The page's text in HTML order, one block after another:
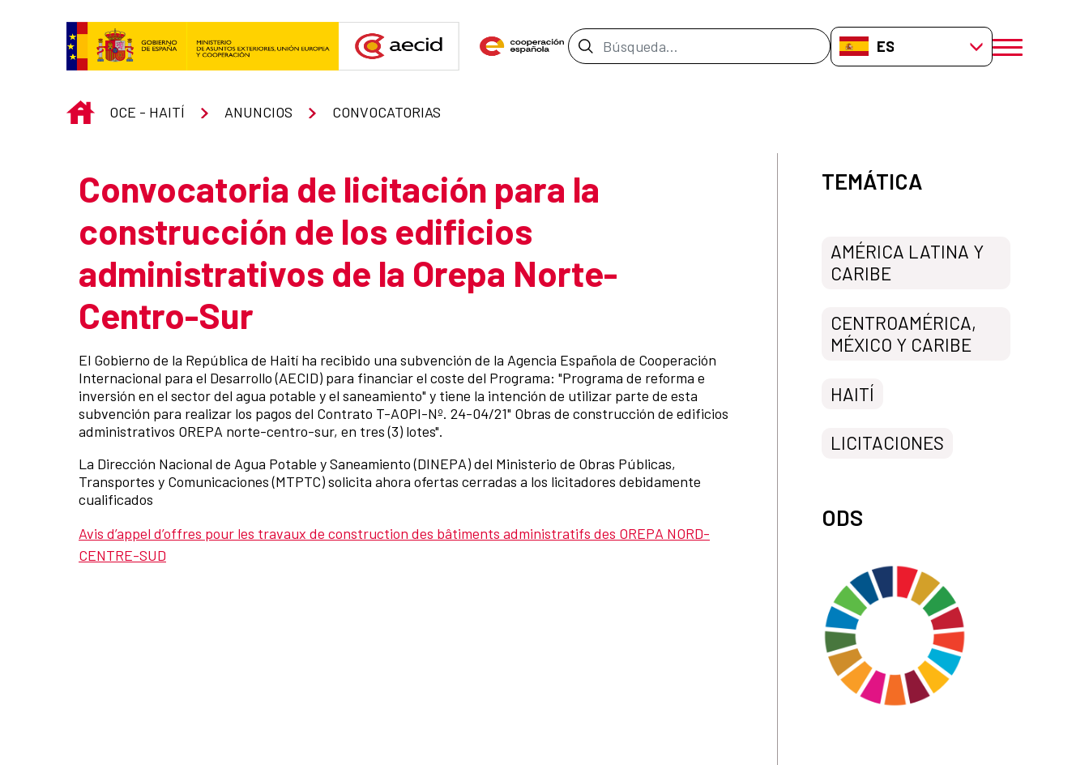
Barra de búsqueda ES-ES
menú móvil
INICIO
OCE - HAITÍ ANUNCIOS CONVOCATORIAS
Convocatoria de licitación para la
construcción de los edificios
administrativos de la Orepa Norte-
Centro-Sur
El Gobierno de la República de Haití ha recibido una subvención de la Agencia Española de Cooperación
Internacional para el Desarrollo (AECID) para financiar el coste del Programa: "Programa de reforma e
inversión en el sector del agua potable y el saneamiento" y tiene la intención de utilizar parte de esta
subvención para realizar los pagos del Contrato T-AOPI-Nº. 24-04/21" Obras de construcción de edificios
administrativos OREPA norte-centro-sur, en tres (3) lotes".
La Dirección Nacional de Agua Potable y Saneamiento (DINEPA) del Ministerio de Obras Públicas,
Transportes y Comunicaciones (MTPTC) solicita ahora ofertas cerradas a los licitadores debidamente
cualificados
Avis d’appel d’offres pour les travaux de construction des bâtiments administratifs des OREPA NORD-
CENTRE-SUD
TEMÁTICA
AMÉRICA LATINA Y
CARIBE
CENTROAMÉRICA,
MÉXICO Y CARIBE
HAITÍ
LICITACIONES
ODS